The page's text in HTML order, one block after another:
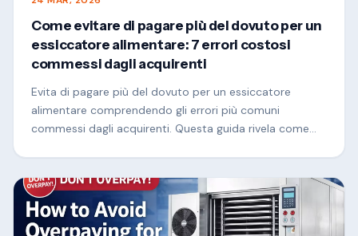
Come evitare di pagare più del dovuto per un
essiccatore alimentare: 7 errori costosi
commessi dagli acquirenti
Evita di pagare più del dovuto per un essiccatore
alimentare comprendendo gli errori più comuni
commessi dagli acquirenti. Questa guida rivela come
d'aria e al ROI, aiutandoti a fare un investimento più
intelligente e a massimizzare i tuoi profitti.